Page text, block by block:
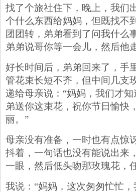
找了个旅社住下，晚上，我们
个什么东西给妈妈，但既找不
团团转，弟弟看到了问我什么
弟弟说哥你等一会儿，然后他
好长时间后，弟弟回来了，手
管花束长短不齐，但中间几支
递给母亲说：“妈妈，我们才
弟送你这束花，祝你节日愉快
丽。”
母亲没有准备，一时也有点惊
抖着，一句话也没有能说出来
一眼，然后低头吻那玫瑰花，
我说：“妈妈，这次匆匆忙忙